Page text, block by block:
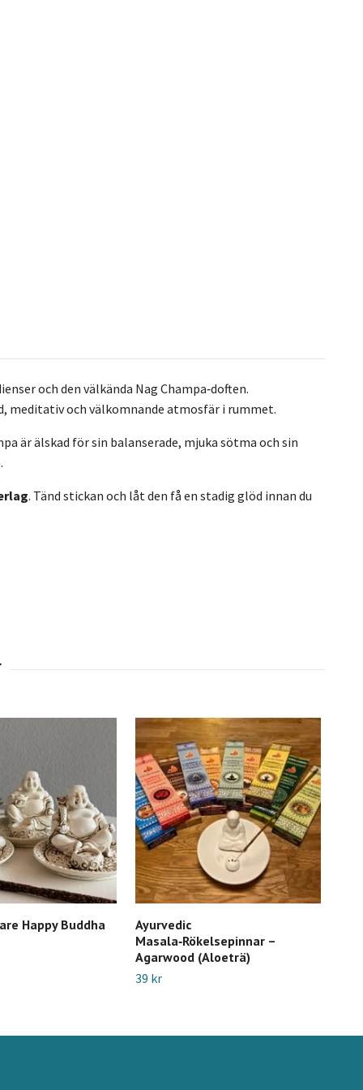
och den välkända Nag Champa‑doften.
meditativ och välkomnande atmosfär i rummet.
är älskad för sin balanserade, mjuka sötma och sin
. Tänd stickan och låt den få en stadig glöd innan du
Happy Buddha
Ayurvedic
Masala‑Rökelsepinnar –
Agarwood (Aloeträ)
39 kr